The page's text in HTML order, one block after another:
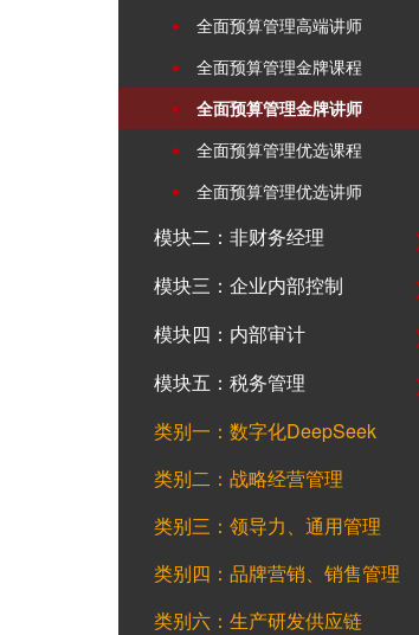
全面预算管理高端讲师
全面预算管理金牌课程
全面预算管理金牌讲师
全面预算管理优选课程
全面预算管理优选讲师
模块二：非财务经理
模块三：企业内部控制
模块四：内部审计
模块五：税务管理
类别一：数字化DeepSeek
类别二：战略经营管理
类别三：领导力、通用管理
类别四：品牌营销、销售管理
类别六：生产研发供应链